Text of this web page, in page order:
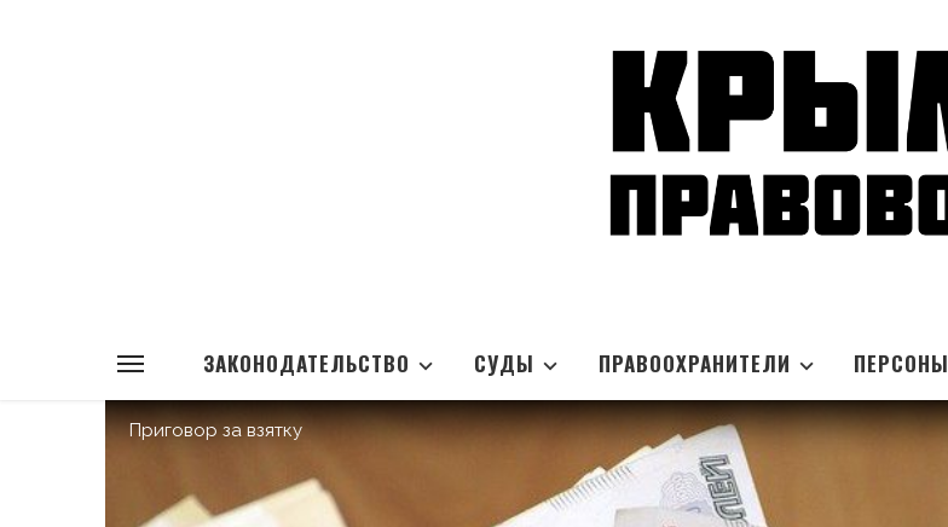
ЗАКОНОДАТЕЛЬСТВО СУДЫ ПРАВООХРАНИТЕЛИ ПЕРСОНЫ
Приговор за взятку